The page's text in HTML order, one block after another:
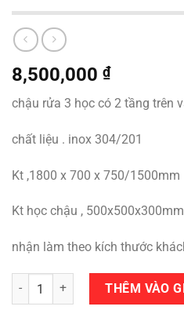
8,500,000 ₫
chậu rửa 3 học có 2 tầng trên
chất liệu . inox 304/201
Kt ,1800 x 700 x 750/1500mm
Kt học chậu , 500x500x300mm
nhận làm theo kích thước
Số lượng THÊM VÀO